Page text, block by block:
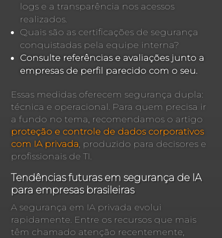
logs e a transparência nos acessos
realizados.
Quais são as certificações de segurança
conquistadas pela equipe interna?
Consulte referências e avaliações junto a
empresas de perfil parecido com o seu.
Essas medidas oferecem segurança dupla:
técnica e operacional. Para quem precisa ir
a fundo no tema, recomendamos o artigo
proteção e controle de dados corporativos
com IA privada, produzido para decisores e
profissionais de TI.
Tendências futuras em segurança de IA
para empresas brasileiras
A segurança em IA privada evolui
rapidamente. Entre os recursos que mais
têm chamado atenção recentemente,